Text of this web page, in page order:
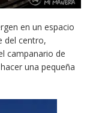
en un espacio
del centro,
campanario de
una pequeña